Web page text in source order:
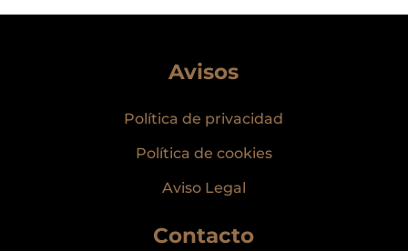
Avisos
Política de privacidad
Política de cookies
Aviso Legal
Contacto